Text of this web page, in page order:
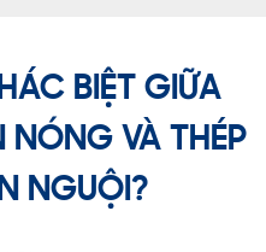
BIỆT GIỮA
NÓNG VÀ THÉP
NGUỘI?